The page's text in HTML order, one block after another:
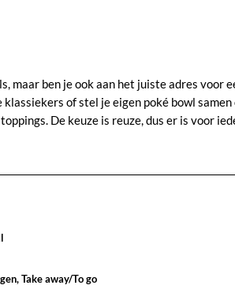
maar ben je ook aan het juiste adres voor
of stel je eigen poké bowl samen
De keuze is reuze, dus er is voor
Take away/To go